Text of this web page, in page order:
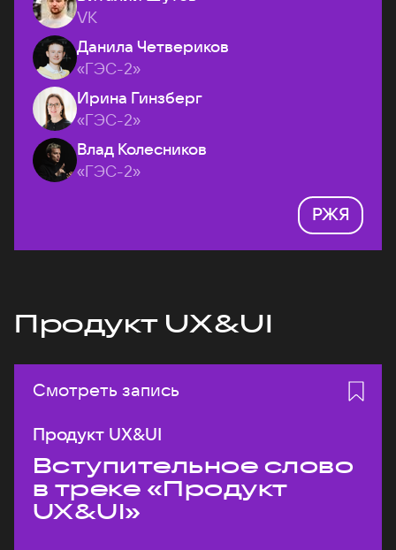
VK
Данила Четвериков
«ГЭС-2»
Ирина Гинзберг
«ГЭС-2»
Влад Колесников
«ГЭС-2»
РЖЯ
Продукт UX&UI
Смотреть запись
Продукт UX&UI
Вступительное слово
в треке «Продукт
UX&UI»